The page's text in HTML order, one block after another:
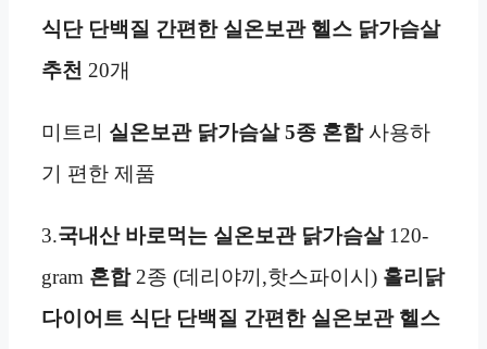
식단 단백질 간편한 실온보관 헬스 닭가슴살
추천 20개
미트리 실온보관 닭가슴살 5종 혼합사용하
기 편한 제품
3.국내산 바로먹는 실온보관 닭가슴살120-
gram 혼합2종 (데리야끼,핫스파이시) 홀리닭
다이어트 식단 단백질 간편한 실온보관 헬스